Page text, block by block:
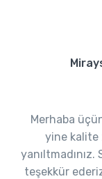
Merhaba
yine kalite
teşekkür